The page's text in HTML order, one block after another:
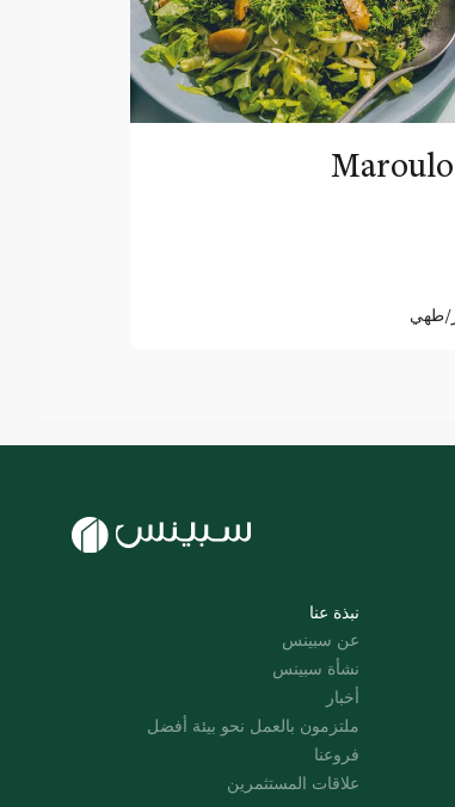
طهي
نبذة عنا
عن سبينس
نشأة سبينس
أخبار
ملتزمون بالعمل نحو بيئة أفضل
فروعنا
علاقات المستثمرين